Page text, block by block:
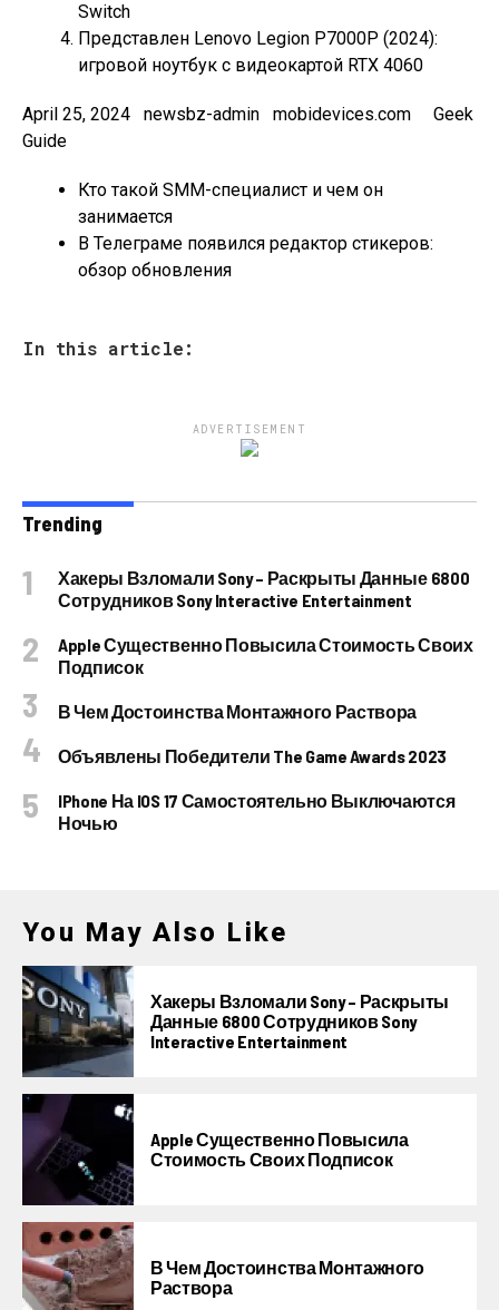
Switch
Представлен Lenovo Legion P7000P (2024):
игровой ноутбук с видеокартой RTX 4060
April 25, 2024 newsbz-admin mobidevices.com Geek
Guide
Кто такой SMM-специалист и чем он
занимается
В Телеграме появился редактор стикеров:
обзор обновления
In this article:
ADVERTISEMENT
Trending
Хакеры Взломали Sony – Раскрыты Данные 6800
Сотрудников Sony Interactive Entertainment
Apple Существенно Повысила Стоимость Своих
Подписок
В Чем Достоинства Монтажного Раствора
Объявлены Победители The Game Awards 2023
IPhone На IOS 17 Самостоятельно Выключаются
Ночью
You May Also Like
Хакеры Взломали Sony – Раскрыты
Данные 6800 Сотрудников Sony
Interactive Entertainment
Apple Существенно Повысила
Стоимость Своих Подписок
В Чем Достоинства Монтажного
Раствора